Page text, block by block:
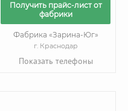
Получить прайс-лист от
фабрики
Фабрика «Зарина-Юг»
г. Краснодар
Показать телефоны